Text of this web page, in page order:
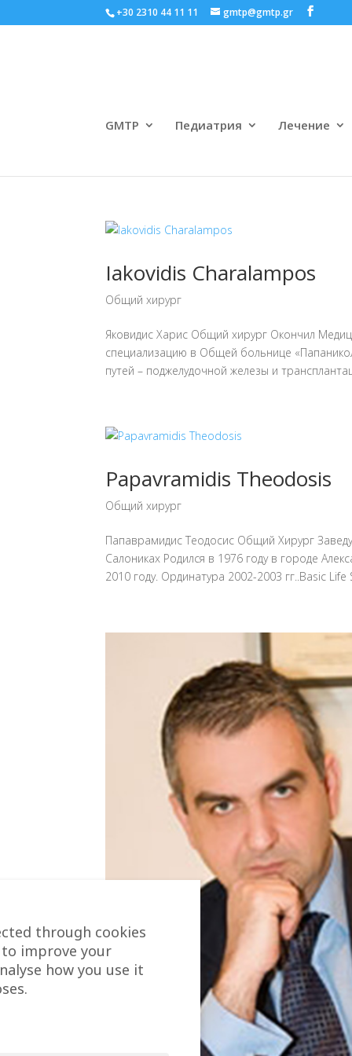
+30 2310 44 11 11 gmtp@gmtp.gr
GMTP Педиатрия Лечение
Iakovidis Charalampos
Общий хирург
Яковидис Харис Общий хирург Окончил
специализацию в Общей больнице
путей – поджелудочной железы и
Papavramidis Theodosis
Общий хирург
Папаврамидис Теодосис Общий Хирург
Салониках Родился в 1976 году в городе
2010 году. Ординатура 2002-2003 гг..Basic Life
through cookies
improve your
how you use it